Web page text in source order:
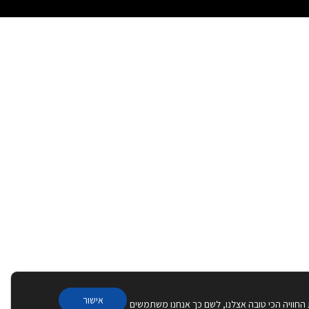
החוויה הכי טובה אצלנו, לשם כך אנחנו משתמשים אישור